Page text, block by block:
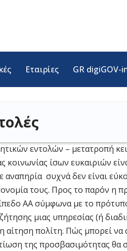
Εταιρίες GR digiGOV-
εντολών – μετατροπή
κοινωνίας ίσων ευκαιριών
αναπηρία συχνά δεν είναι
τους. Προς το παρόν η
ΑΑ σύμφωνα με το
μιας υπηρεσίας (ή
πολίτη. Πώς μπορεί
της προσβασιμότητας